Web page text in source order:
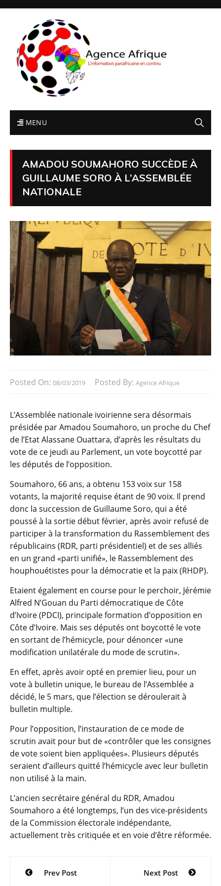
MENU
AMADOU SOUMAHORO SUCCÈDE À
GUILLAUME SORO À L’ASSEMBLÉE
NATIONALE
Posted On: 08/03/2019 Posted By: Agence Afrique
L’Assemblée nationale ivoirienne sera désormais
présidée par Amadou Soumahoro, un proche du Chef
de l’Etat Alassane Ouattara, d’après les résultats du
vote de ce jeudi au Parlement, un vote boycotté par
les députés de l’opposition.
Soumahoro, 66 ans, a obtenu 153 voix sur 158
votants, la majorité requise étant de 90 voix. Il prend
donc la succession de Guillaume Soro, qui a été
poussé à la sortie début février, après avoir refusé de
participer à la transformation du Rassemblement des
républicains (RDR, parti présidentiel) et de ses alliés
en un grand «parti unifié», le Rassemblement des
houphouétistes pour la démocratie et la paix (RHDP).
Etaient également en course pour le perchoir, Jérémie
Alfred N’Gouan du Parti démocratique de Côte
d’Ivoire (PDCI), principale formation d’opposition en
Côte d’Ivoire. Mais ses députés ont boycotté le vote
en sortant de l’hémicycle, pour dénoncer «une
modification unilatérale du mode de scrutin».
En effet, après avoir opté en premier lieu, pour un
vote à bulletin unique, le bureau de l’Assemblée a
décidé, le 5 mars, que l’élection se déroulerait à
bulletin multiple.
Pour l’opposition, l’instauration de ce mode de
scrutin avait pour but de «contrôler que les consignes
de vote soient bien appliquées». Plusieurs députés
seraient d’ailleurs quitté l’hémicycle avec leur bulletin
non utilisé à la main.
L’ancien secrétaire général du RDR, Amadou
Soumahoro a été longtemps, l’un des vice-présidents
de la Commission électorale indépendante,
actuellement très critiquée et en voie d’être réformée.
Navigation
Prev Post Next Post